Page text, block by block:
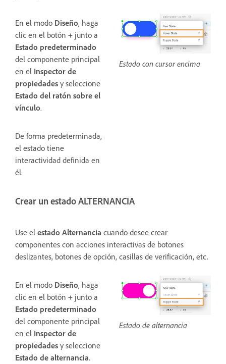
Estado con cursor encima
En el modo Diseño, haga
clic en el botón + junto a
Estado predeterminado
del componente principal
en el Inspector de
propiedades y seleccione
Estado del ratón sobre el
vínculo.
De forma predeterminada,
el estado tiene
interactividad definida en
él.
Crear un estado ALTERNANCIA
Use el estado Alternancia cuando desee crear
componentes con acciones interactivas de botones
deslizantes, botones de opción, casillas de verificación, etc.
Estado de alternancia
En el modo Diseño, haga
clic en el botón + junto a
Estado predeterminado
del componente principal
en el Inspector de
propiedades y seleccione
Estado de alternancia.